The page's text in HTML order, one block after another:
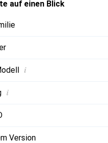
auf einen Blick
i
i
Version